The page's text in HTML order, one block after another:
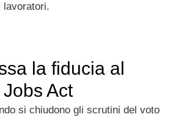
lavoratori.
la fiducia al
Act
si chiudono gli scrutini del voto